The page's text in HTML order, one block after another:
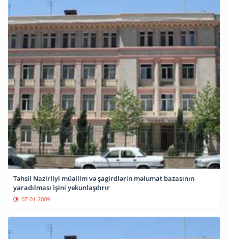
Təhsil Nazirliyi müəllim və şagirdlərin məlumat bazasının
yaradılması işini yekunlaşdırır
07-01-2009